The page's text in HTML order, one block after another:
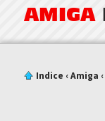
AMIGA
Indice ‹Amiga ‹